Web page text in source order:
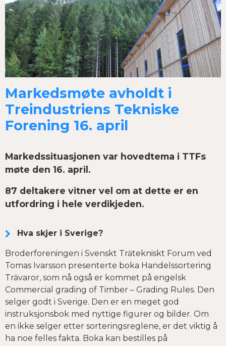
Markedsmøte avholdt i
Treindustriens Tekniske
Forening 16. april
Markedssituasjonen var hovedtema i TTFs
møte den 16. april.
87 deltakere vitner vel om at dette er en
utfordring i hele verdikjeden.
Hva skjer i Sverige?
Broderforeningen i Svenskt Trätekniskt Forum ved
Tomas Ivarsson presenterte boka Handelssortering
Trävaror, som nå også er kommet på engelsk
Commercial grading of Timber – Grading Rules. Den
selger godt i Sverige. Den er en meget god
instruksjonsbok med nyttige figurer og bilder. Om
en ikke selger etter sorteringsreglene, er det viktig å
ha noe felles fakta. Boka kan bestilles på